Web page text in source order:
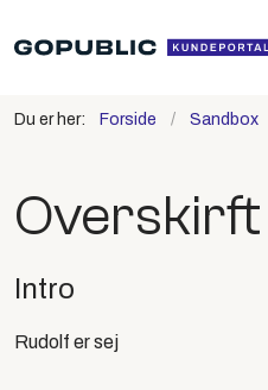
Du er her: Forside Sandbox
Overskirft
Intro
Rudolf er sej